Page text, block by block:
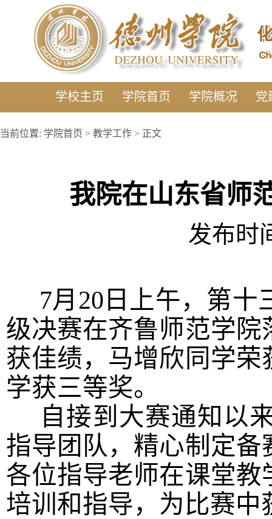
学校主页 学院首页 学院概况 党
当前位置: 学院首页 > 教学工作 > 正文
我院在山东省师
发布时
7月20日上午，第十
级决赛在齐鲁师范学
获佳绩，马增欣同学
学获三等奖。
自接到大赛通知以
指导团队，精心制定
各位指导老师在课堂
培训和指导，为比赛